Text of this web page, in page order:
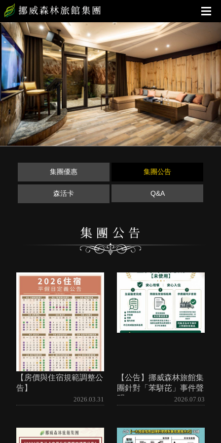
集團優惠 集團公告
森活卡 Q&A
【房價與住宿規範調整公
告】
2026.03.31
【公告】挪威森林旅館集
團針對「苯駢芘」事件聲
明
2026.07.03